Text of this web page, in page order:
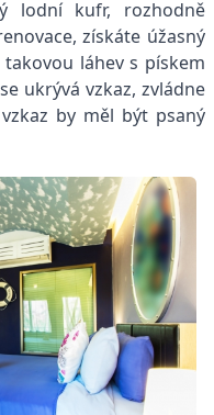
lodní kufr, rozhodně
získáte úžasný
láhev s pískem
ukrývá vzkaz, zvládne
by měl být psaný